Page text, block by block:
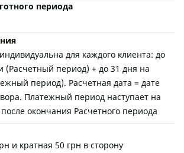
периода
для каждого клиента: до
(Расчетный период) + до 31 дня на
период). Расчетная дата = дате
Платежный период наступает на
окончания Расчетного периода
и кратная 50 грн в сторону